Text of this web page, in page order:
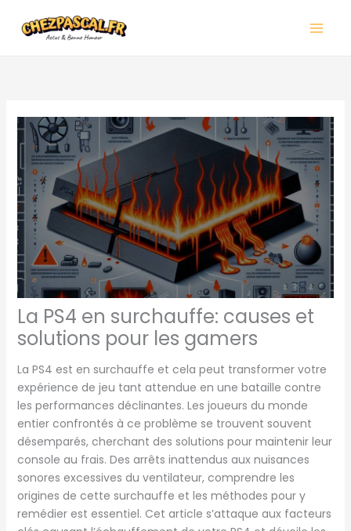
contenu
La PS4 en surchauffe: causes et
solutions pour les gamers
La PS4 est en surchauffe et cela peut transformer votre
expérience de jeu tant attendue en une bataille contre
les performances déclinantes. Les joueurs du monde
entier confrontés à ce problème se trouvent souvent
désemparés, cherchant des solutions pour maintenir leur
console au frais. Des arrêts inattendus aux nuisances
sonores excessives du ventilateur, comprendre les
origines de cette surchauffe et les méthodes pour y
remédier est essentiel. Cet article s’attaque aux facteurs